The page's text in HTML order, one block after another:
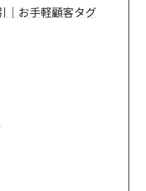
｜お手軽顧客タグ